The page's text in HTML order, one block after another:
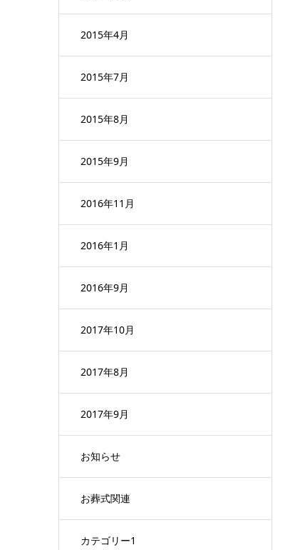
2015年4月
2015年7月
2015年8月
2015年9月
2016年11月
2016年1月
2016年9月
2017年10月
2017年8月
2017年9月
お知らせ
お葬式関連
カテゴリー1